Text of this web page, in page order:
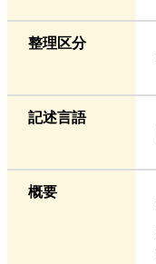
整理区分
記述言語
概要